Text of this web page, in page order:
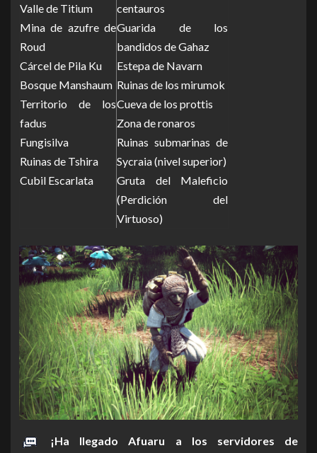
Valle de Titium
Mina de azufre de
Roud
Cárcel de Pila Ku
Bosque Manshaum
Territorio de los
fadus
Fungisilva
Ruinas de Tshira
Cubil Escarlata
centauros
Guarida de los
bandidos de Gahaz
Estepa de Navarn
Ruinas de los mirumok
Cueva de los prottis
Zona de ronaros
Ruinas submarinas de
Sycraia (nivel superior)
Gruta del Maleficio
(Perdición del
Virtuoso)
¡Ha llegado Afuaru a los servidores de